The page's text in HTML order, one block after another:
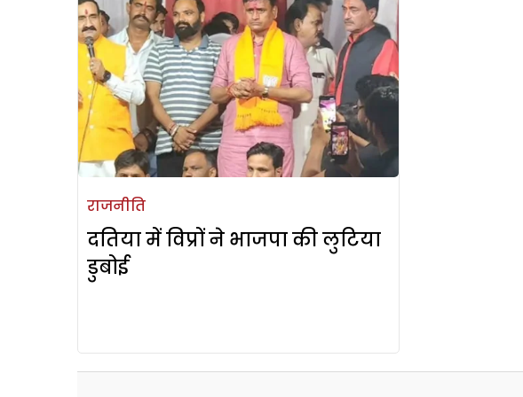
राजनीति
दतिया में विप्रों ने भाजपा की लुटिया
डुबोई